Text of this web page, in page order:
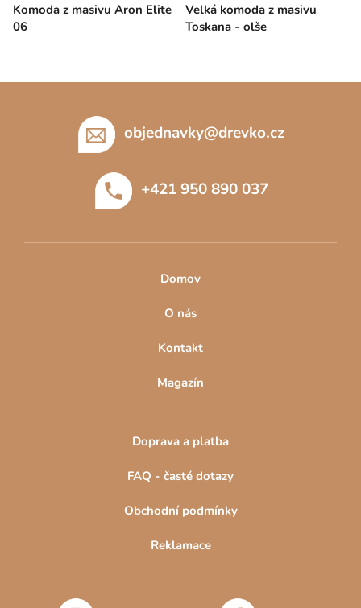
Komoda z masivu Aron Elite
06
Velká komoda z masivu
Toskana - olše
objednavky@drevko.cz
+421 950 890 037
Domov
O nás
Kontakt
Magazín
Doprava a platba
FAQ - časté dotazy
Obchodní podmínky
Reklamace